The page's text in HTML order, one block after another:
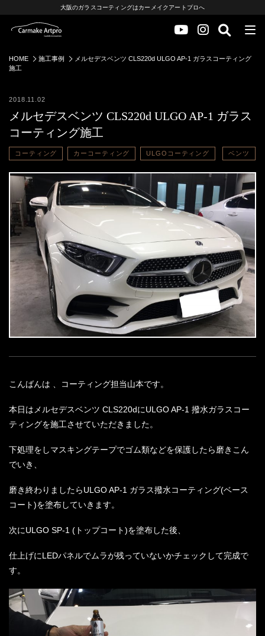
大阪のガラスコーティングはカーメイクアートプロへ
HOME 施工事例
メルセデスベンツ CLS220d ULGO AP-1 ガラスコーティング
施工
2018.11.02
メルセデスベンツ CLS220d ULGO AP-1 ガラス
コーティング施工
コーティング カーコーティング ULGOコーティング ベンツ
こんばんは 、コーティング担当山本です。
本日はメルセデスベンツ CLS220dにULGO AP-1 撥水ガラスコー
ティングを施工させていただきました。
下処理をしマスキングテープでゴム類などを保護したら磨きこん
でいき、
磨き終わりましたらULGO AP-1 ガラス撥水コーティング(ベース
コート)を塗布していきます。
次にULGO SP-1 (トップコート)を塗布した後、
仕上げにLEDパネルでムラが残っていないかチェックして完成で
す。